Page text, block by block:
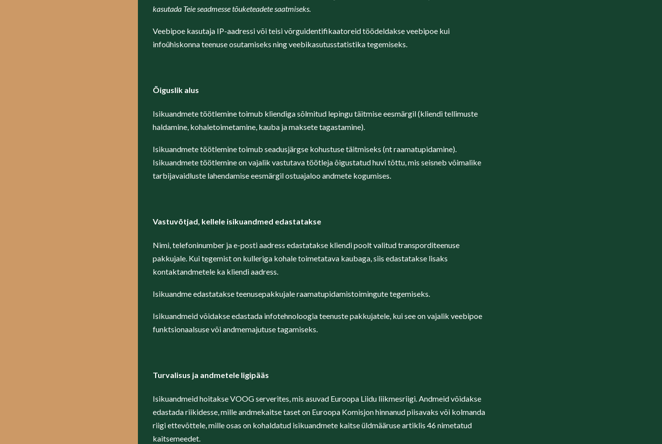
kasutada Teie seadmesse tõuketeadete saatmiseks.
Veebipoe kasutaja IP-aadressi või teisi võrguidentifikaatoreid töödeldakse veebipoe kui
infoühiskonna teenuse osutamiseks ning veebikasutusstatistika tegemiseks.
Õiguslik alus
Isikuandmete töötlemine toimub kliendiga sõlmitud lepingu täitmise eesmärgil (kliendi tellimuste
haldamine, kohaletoimetamine, kauba ja maksete tagastamine).
Isikuandmete töötlemine toimub seadusjärgse kohustuse täitmiseks (nt raamatupidamine).
Isikuandmete töötlemine on vajalik vastutava töötleja õigustatud huvi tõttu, mis seisneb võimalike
tarbijavaidluste lahendamise eesmärgil ostuajaloo andmete kogumises.
Vastuvõtjad, kellele isikuandmed edastatakse
Nimi, telefoninumber ja e-posti aadress edastatakse kliendi poolt valitud transporditeenuse
pakkujale. Kui tegemist on kulleriga kohale toimetatava kaubaga, siis edastatakse lisaks
kontaktandmetele ka kliendi aadress.
Isikuandme edastatakse teenusepakkujale raamatupidamistoimingute tegemiseks.
Isikuandmeid võidakse edastada infotehnoloogia teenuste pakkujatele, kui see on vajalik veebipoe
funktsionaalsuse või andmemajutuse tagamiseks.
Turvalisus ja andmetele ligipääs
Isikuandmeid hoitakse VOOG serverites, mis asuvad Euroopa Liidu liikmesriigi. Andmeid võidakse
edastada riikidesse, mille andmekaitse taset on Euroopa Komisjon hinnanud piisavaks või kolmanda
riigi ettevõttele, mille osas on kohaldatud isikuandmete kaitse üldmääruse artiklis 46 nimetatud
kaitsemeedet.